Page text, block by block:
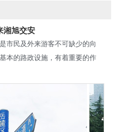
湘旭交安
市民及外来游客不可缺少的向
本的路政设施，有着重要的作